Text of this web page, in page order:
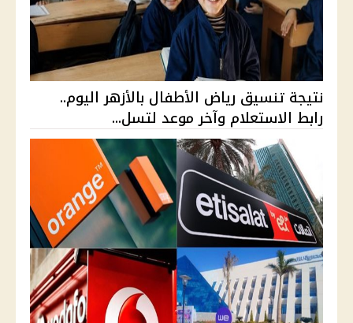
نتيجة تنسيق رياض الأطفال بالأزهر اليوم..
رابط الاستعلام وآخر موعد لتسل...